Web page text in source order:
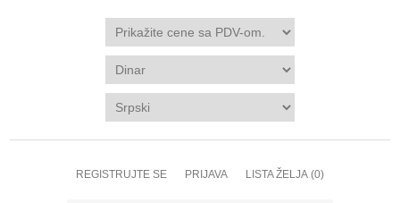
REGISTRUJTE SE PRIJAVA LISTA ŽELJA (0)